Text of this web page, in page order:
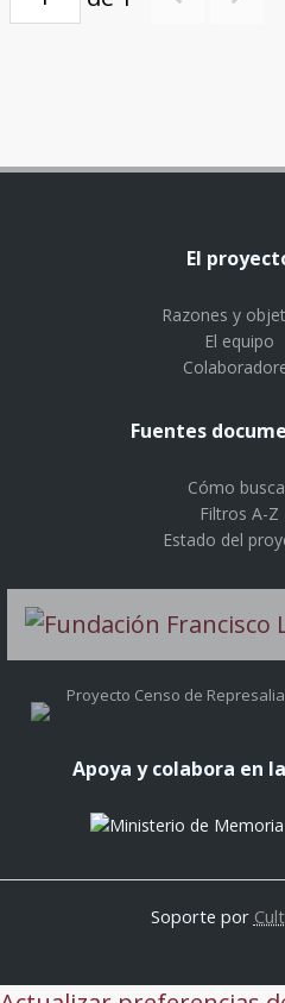
El
Razones y
El equipo
Fuentes
Cómo
Filtros A-Z
Estado del
Proyecto Censo de
Apoya y colabora en
Soporte por